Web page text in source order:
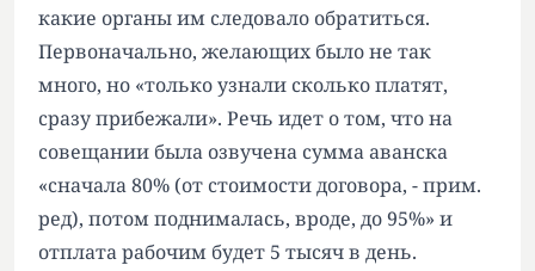
какие органы им следовало обратиться.
Первоначально, желающих было не так
много, но «только узнали сколько платят,
сразу прибежали». Речь идет о том, что на
совещании была озвучена сумма аванска
«сначала 80% (от стоимости договора, - прим.
ред), потом поднималась, вроде, до 95%» и
отплата рабочим будет 5 тысяч в день.